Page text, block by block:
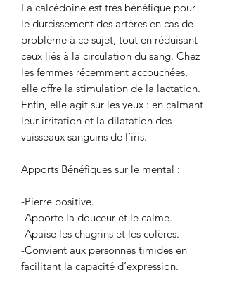
La calcédoine est très bénéfique pour
le durcissement des artères en cas de
problème à ce sujet, tout en réduisant
ceux liés à la circulation du sang. Chez
les femmes récemment accouchées,
elle offre la stimulation de la lactation.
Enfin, elle agit sur les yeux : en calmant
leur irritation et la dilatation des
vaisseaux sanguins de l’iris.
Apports Bénéfiques sur le mental :
-Pierre positive.
-Apporte la douceur et le calme.
-Apaise les chagrins et les colères.
-Convient aux personnes timides en
facilitant la capacité d’expression.